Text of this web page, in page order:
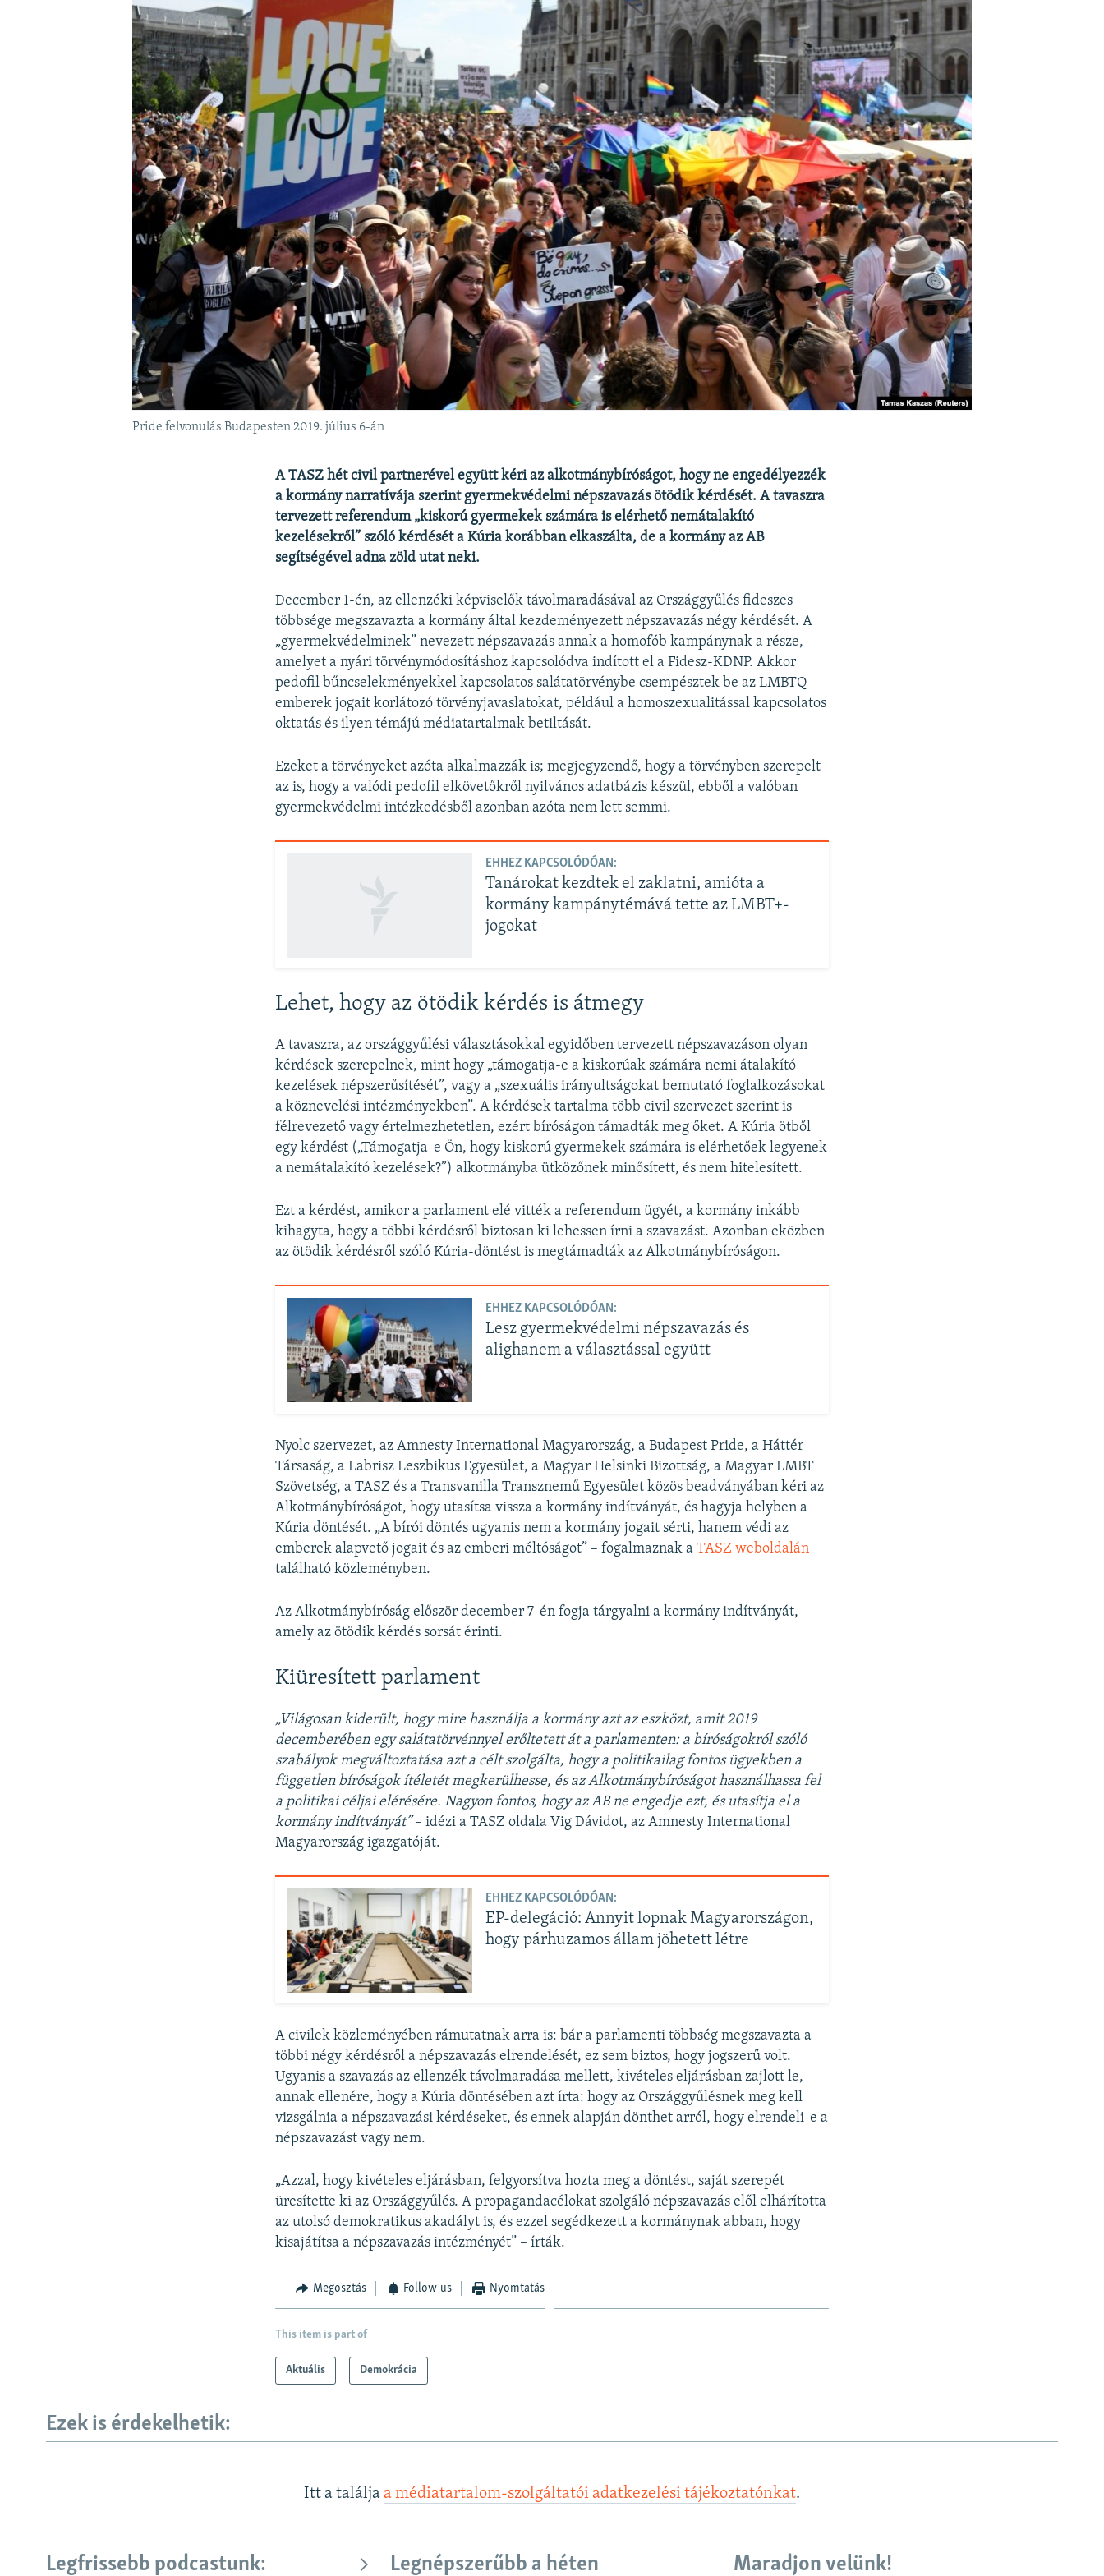
A MÚLT TANULSÁGAI
Pride felvonulás Budapesten 2019. július 6-án
A TASZ hét civil partnerével együtt kéri az alkotmánybíróságot, hogy ne engedélyezzék
a kormány narratívája szerint gyermekvédelmi népszavazás ötödik kérdését. A tavaszra
tervezett referendum „kiskorú gyermekek számára is elérhető nemátalakító
kezelésekről” szóló kérdését a Kúria korábban elkaszálta, de a kormány az AB
segítségével adna zöld utat neki.
December 1-én, az ellenzéki képviselők távolmaradásával az Országgyűlés fideszes
többsége megszavazta a kormány által kezdeményezett népszavazás négy kérdését. A
„gyermekvédelminek” nevezett népszavazás annak a homofób kampánynak a része,
amelyet a nyári törvénymódosításhoz kapcsolódva indított el a Fidesz-KDNP. Akkor
pedofil bűncselekményekkel kapcsolatos salátatörvénybe csempésztek be az LMBTQ
emberek jogait korlátozó törvényjavaslatokat, például a homoszexualitással kapcsolatos
oktatás és ilyen témájú médiatartalmak betiltását.
Ezeket a törvényeket azóta alkalmazzák is; megjegyzendő, hogy a törvényben szerepelt
az is, hogy a valódi pedofil elkövetőkről nyilvános adatbázis készül, ebből a valóban
gyermekvédelmi intézkedésből azonban azóta nem lett semmi.
EHHEZ KAPCSOLÓDÓAN:
Tanárokat kezdtek el zaklatni, amióta a
kormány kampánytémává tette az LMBT+-
jogokat
Lehet, hogy az ötödik kérdés is átmegy
A tavaszra, az országgyűlési választásokkal egyidőben tervezett népszavazáson olyan
kérdések szerepelnek, mint hogy „támogatja-e a kiskorúak számára nemi átalakító
kezelések népszerűsítését”, vagy a „szexuális irányultságokat bemutató foglalkozásokat
a köznevelési intézményekben”. A kérdések tartalma több civil szervezet szerint is
félrevezető vagy értelmezhetetlen, ezért bíróságon támadták meg őket. A Kúria ötből
egy kérdést („Támogatja-e Ön, hogy kiskorú gyermekek számára is elérhetőek legyenek
a nemátalakító kezelések?”) alkotmányba ütközőnek minősített, és nem hitelesített.
Ezt a kérdést, amikor a parlament elé vitték a referendum ügyét, a kormány inkább
kihagyta, hogy a többi kérdésről biztosan ki lehessen írni a szavazást. Azonban eközben
az ötödik kérdésről szóló Kúria-döntést is megtámadták az Alkotmánybíróságon.
EHHEZ KAPCSOLÓDÓAN:
Lesz gyermekvédelmi népszavazás és
alighanem a választással együtt
Nyolc szervezet, az Amnesty International Magyarország, a Budapest Pride, a Háttér
Társaság, a Labrisz Leszbikus Egyesület, a Magyar Helsinki Bizottság, a Magyar LMBT
Szövetség, a TASZ és a Transvanilla Transznemű Egyesület közös beadványában kéri az
Alkotmánybíróságot, hogy utasítsa vissza a kormány indítványát, és hagyja helyben a
Kúria döntését. „A bírói döntés ugyanis nem a kormány jogait sérti, hanem védi az
emberek alapvető jogait és az emberi méltóságot” – fogalmaznak aTASZ weboldalán
található közleményben.
Az Alkotmánybíróság először december 7-én fogja tárgyalni a kormány indítványát,
amely az ötödik kérdés sorsát érinti.
Kiüresített parlament
„Világosan kiderült, hogy mire használja a kormány azt az eszközt, amit 2019
decemberében egy salátatörvénnyel erőltetett át a parlamenten: a bíróságokról szóló
szabályok megváltoztatása azt a célt szolgálta, hogy a politikailag fontos ügyekben a
független bíróságok ítéletét megkerülhesse, és az Alkotmánybíróságot használhassa fel
a politikai céljai elérésére. Nagyon fontos, hogy az AB ne engedje ezt, és utasítja el a
kormány indítványát”– idézi a TASZ oldala Vig Dávidot, az Amnesty International
Magyarország igazgatóját.
EHHEZ KAPCSOLÓDÓAN:
EP-delegáció: Annyit lopnak Magyarországon,
hogy párhuzamos állam jöhetett létre
A civilek közleményében rámutatnak arra is: bár a parlamenti többség megszavazta a
többi négy kérdésről a népszavazás elrendelését, ez sem biztos, hogy jogszerű volt.
Ugyanis a szavazás az ellenzék távolmaradása mellett, kivételes eljárásban zajlott le,
annak ellenére, hogy a Kúria döntésében azt írta: hogy az Országgyűlésnek meg kell
vizsgálnia a népszavazási kérdéseket, és ennek alapján dönthet arról, hogy elrendeli-e a
népszavazást vagy nem.
„Azzal, hogy kivételes eljárásban, felgyorsítva hozta meg a döntést, saját szerepét
üresítette ki az Országgyűlés. A propagandacélokat szolgáló népszavazás elől elhárította
az utolsó demokratikus akadályt is, és ezzel segédkezett a kormánynak abban, hogy
kisajátítsa a népszavazás intézményét” – írták.
Megosztás Follow us Nyomtatás
This item is part of
Aktuális Demokrácia
Ezek is érdekelhetik:
Itt a találja a médiatartalom-szolgáltatói adatkezelési tájékoztatónkat.
Legfrissebb podcastunk: Legnépszerűbb a héten Maradjon velünk!